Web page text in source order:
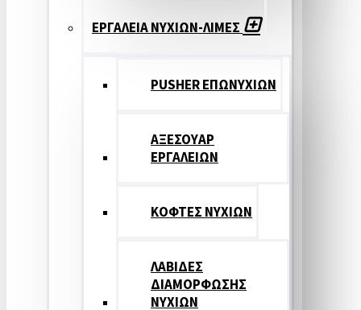
ΕΡΓΑΛΕΙΑ ΝΥΧΙΩΝ-ΛΙΜΕΣ
PUSHER ΕΠΩΝΥΧΙΩΝ
ΑΞΕΣΟΥΑΡ
ΕΡΓΑΛΕΙΩΝ
ΚΟΦΤΕΣ ΝΥΧΙΩΝ
ΛΑΒΙΔΕΣ
ΔΙΑΜΟΡΦΩΣΗΣ
ΝΥΧΙΩΝ